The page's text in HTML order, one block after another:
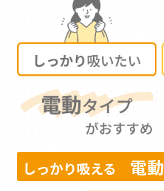
しっかり吸える 電動